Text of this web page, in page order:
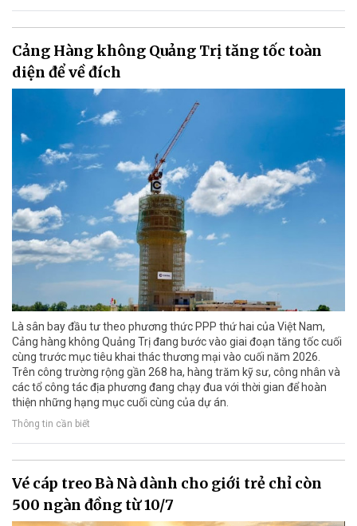
Cảng Hàng không Quảng Trị tăng tốc toàn
diện để về đích
Là sân bay đầu tư theo phương thức PPP thứ hai của Việt Nam,
Cảng hàng không Quảng Trị đang bước vào giai đoạn tăng tốc cuối
cùng trước mục tiêu khai thác thương mại vào cuối năm 2026.
Trên công trường rộng gần 268 ha, hàng trăm kỹ sư, công nhân và
các tổ công tác địa phương đang chạy đua với thời gian để hoàn
thiện những hạng mục cuối cùng của dự án.
Thông tin cần biết
Vé cáp treo Bà Nà dành cho giới trẻ chỉ còn
500 ngàn đồng từ 10/7